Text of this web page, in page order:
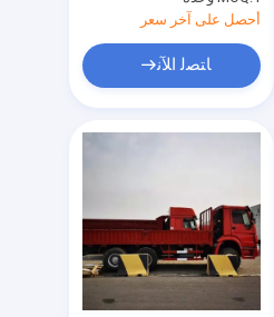
أحصل على آخر سعر
ﺎﺘﺼﻟ ﺍﻶﻧ